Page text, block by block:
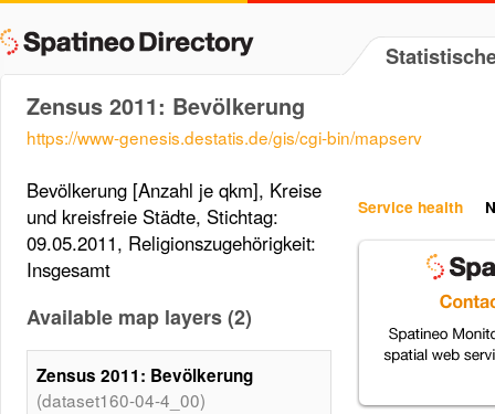
Zensus 2011: Bevölkerung
https://www-genesis.destatis.de/gis/cgi-bin/mapserv
Service health
Bevölkerung [Anzahl je qkm], Kreise
und kreisfreie Städte, Stichtag:
09.05.2011, Religionszugehörigkeit:
Insgesamt
Available map layers (2)
Zensus 2011: Bevölkerung
(dataset160-04-4_00)